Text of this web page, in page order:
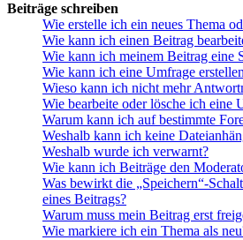
Beiträge schreiben
Wie erstelle ich ein neues Thema
Wie kann ich einen Beitrag
Wie kann ich meinem Beitrag eine
Wie kann ich eine Umfrage
Wieso kann ich nicht mehr
Wie bearbeite oder lösche ich eine
Warum kann ich auf bestimmte
Weshalb kann ich keine
Weshalb wurde ich verwarnt?
Wie kann ich Beiträge den
Was bewirkt die „Speichern“-
eines Beitrags?
Warum muss mein Beitrag erst
Wie markiere ich ein Thema als